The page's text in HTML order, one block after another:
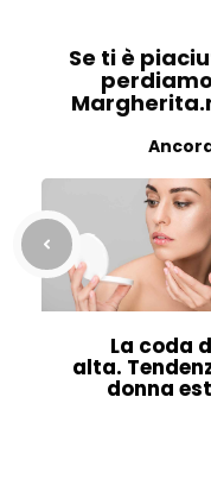
Se ti è
La coda
alta.
donna